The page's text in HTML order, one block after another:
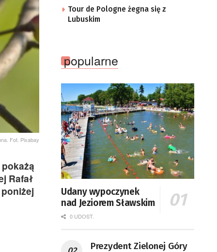
Fot. Pixabay
Rafał
Tour de Pologne żegna się z
Lubuskim
popularne
Udany wypoczynek
nad Jeziorem Sławskim
0 UDOST.
Prezydent Zielonej Góry